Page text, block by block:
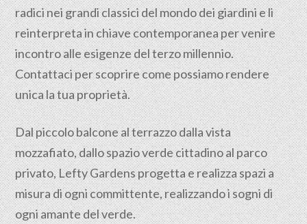
radici nei grandi classici del mondo dei giardini e li
reinterpreta in chiave contemporanea per venire
incontro alle esigenze del terzo millennio.
Contattaci per scoprire come possiamo rendere
unica la tua proprietà.
Dal piccolo balcone al terrazzo dalla vista
mozzafiato, dallo spazio verde cittadino al parco
privato, Lefty Gardens progetta e realizza spazi a
misura di ogni committente, realizzando i sogni di
ogni amante del verde.